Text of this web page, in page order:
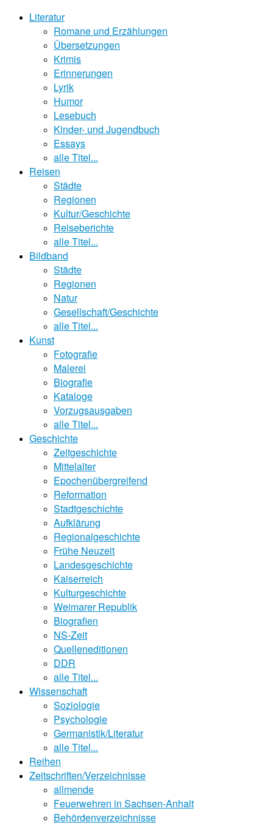
Literatur
Romane und Erzählungen
Übersetzungen
Krimis
Erinnerungen
Lyrik
Humor
Lesebuch
Kinder- und Jugendbuch
Essays
alle Titel...
Reisen
Städte
Regionen
Kultur/Geschichte
Reiseberichte
alle Titel...
Bildband
Städte
Regionen
Natur
Gesellschaft/Geschichte
alle Titel...
Kunst
Fotografie
Malerei
Biografie
Kataloge
Vorzugsausgaben
alle Titel...
Geschichte
Zeitgeschichte
Mittelalter
Epochenübergreifend
Reformation
Stadtgeschichte
Aufklärung
Regionalgeschichte
Frühe Neuzeit
Landesgeschichte
Kaiserreich
Kulturgeschichte
Weimarer Republik
Biografien
NS-Zeit
Quelleneditionen
DDR
alle Titel...
Wissenschaft
Soziologie
Psychologie
Germanistik/Literatur
alle Titel...
Reihen
Zeitschriften/Verzeichnisse
allmende
Feuerwehren in Sachsen-Anhalt
Behördenverzeichnisse